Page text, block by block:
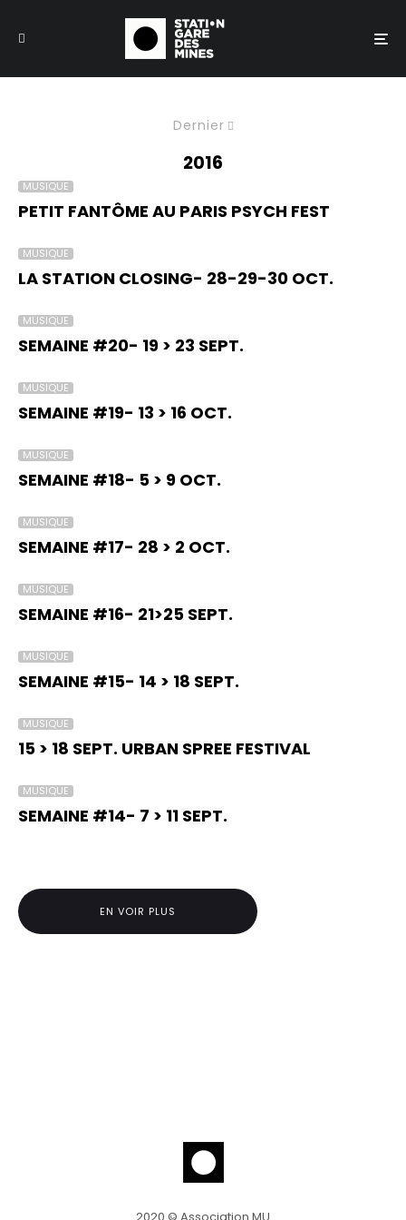
Dernier
2016
MUSIQUE
PETIT FANTÔME AU PARIS PSYCH FEST
MUSIQUE
LA STATION CLOSING- 28-29-30 OCT.
MUSIQUE
SEMAINE #20- 19 > 23 SEPT.
MUSIQUE
SEMAINE #19- 13 > 16 OCT.
MUSIQUE
SEMAINE #18- 5 > 9 OCT.
MUSIQUE
SEMAINE #17- 28 > 2 OCT.
MUSIQUE
SEMAINE #16- 21>25 SEPT.
MUSIQUE
SEMAINE #15- 14 > 18 SEPT.
MUSIQUE
15 > 18 SEPT. URBAN SPREE FESTIVAL
MUSIQUE
SEMAINE #14- 7 > 11 SEPT.
EN VOIR PLUS